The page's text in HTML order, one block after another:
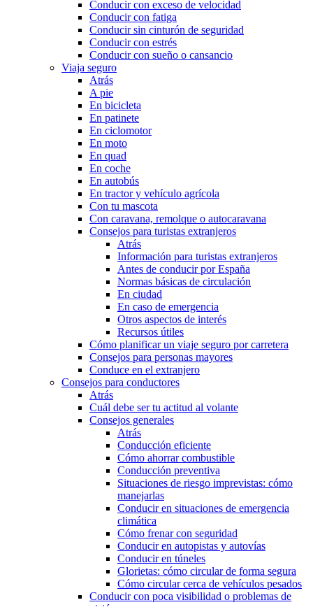
Conducir con exceso de velocidad
Conducir con fatiga
Conducir sin cinturón de seguridad
Conducir con estrés
Conducir con sueño o cansancio
Viaja seguro
Atrás
A pie
En bicicleta
En patinete
En ciclomotor
En moto
En quad
En coche
En autobús
En tractor y vehículo agrícola
Con tu mascota
Con caravana, remolque o autocaravana
Consejos para turistas extranjeros
Atrás
Información para turistas extranjeros
Antes de conducir por España
Normas básicas de circulación
En ciudad
En caso de emergencia
Otros aspectos de interés
Recursos útiles
Cómo planificar un viaje seguro por carretera
Consejos para personas mayores
Conduce en el extranjero
Consejos para conductores
Atrás
Cuál debe ser tu actitud al volante
Consejos generales
Atrás
Conducción eficiente
Cómo ahorrar combustible
Conducción preventiva
Situaciones de riesgo imprevistas: cómo
manejarlas
Conducir en situaciones de emergencia
climática
Cómo frenar con seguridad
Conducir en autopistas y autovías
Conducir en túneles
Glorietas: cómo circular de forma segura
Cómo circular cerca de vehículos pesados
Conducir con poca visibilidad o problemas de